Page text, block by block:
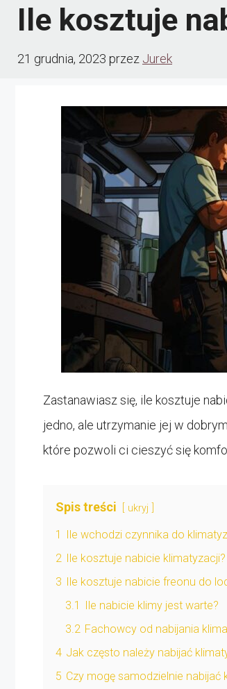
Ile kosztuje
21 grudnia, 2023 przez Jurek
Zastanawiasz się, ile kosztuje
jedno, ale utrzymanie jej w
które pozwoli ci cieszyć się
Spis treści ukryj
1
Ile wchodzi czynnika do
2 Ile kosztuje nabicie klimatyzacji?
3 Ile kosztuje nabicie freonu do
3.1
Ile nabicie klimy jest warte?
3.2 Fachowcy od nabijania
4 Jak często należy nabijać
5 Czy mogę samodzielnie nabijać